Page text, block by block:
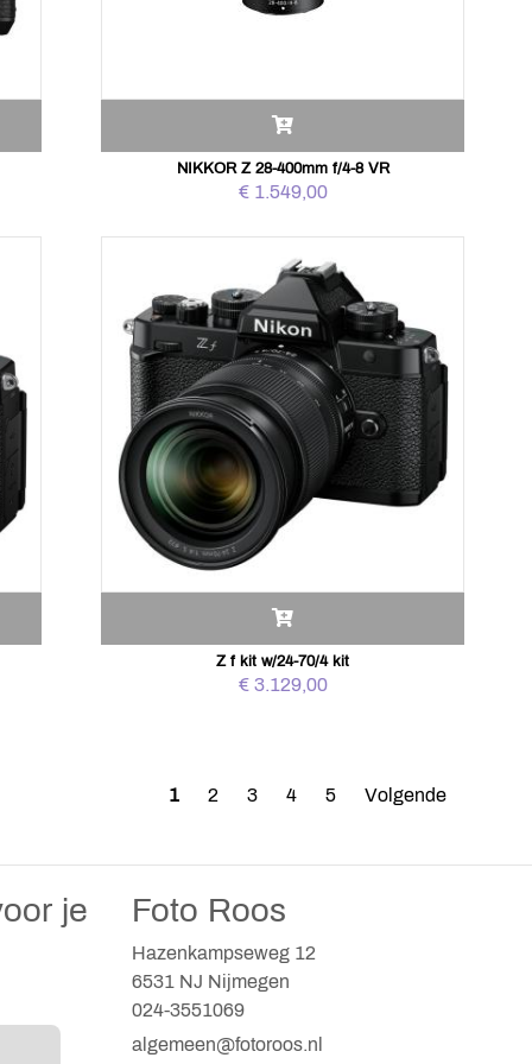
NIKKOR Z 28-400mm f/4-8 VR
€ 1.549,00
Z f kit w/24-70/4 kit
€ 3.129,00
1 2 3 4 5 Volgende
je Foto Roos
Hazenkampseweg 12
6531 NJ Nijmegen
024-3551069
algemeen@fotoroos.nl